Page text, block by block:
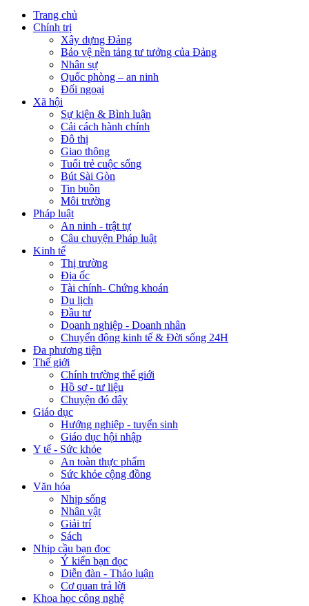
Trang chủ
Chính trị
Xây dựng Đảng
Bảo vệ nền tảng tư tưởng của Đảng
Nhân sự
Quốc phòng – an ninh
Đối ngoại
Xã hội
Sự kiện & Bình luận
Cải cách hành chính
Đô thị
Giao thông
Tuổi trẻ cuộc sống
Bút Sài Gòn
Tin buồn
Môi trường
Pháp luật
An ninh - trật tự
Câu chuyện Pháp luật
Kinh tế
Thị trường
Địa ốc
Tài chính- Chứng khoán
Du lịch
Đầu tư
Doanh nghiệp - Doanh nhân
Chuyển động kinh tế & Đời sống 24H
Đa phương tiện
Thế giới
Chính trường thế giới
Hồ sơ - tư liệu
Chuyện đó đây
Giáo dục
Hướng nghiệp - tuyển sinh
Giáo dục hội nhập
Y tế - Sức khỏe
An toàn thực phẩm
Sức khỏe cộng đồng
Văn hóa
Nhịp sống
Nhân vật
Giải trí
Sách
Nhịp cầu bạn đọc
Ý kiến bạn đọc
Diễn đàn - Thảo luận
Cơ quan trả lời
Khoa học công nghệ